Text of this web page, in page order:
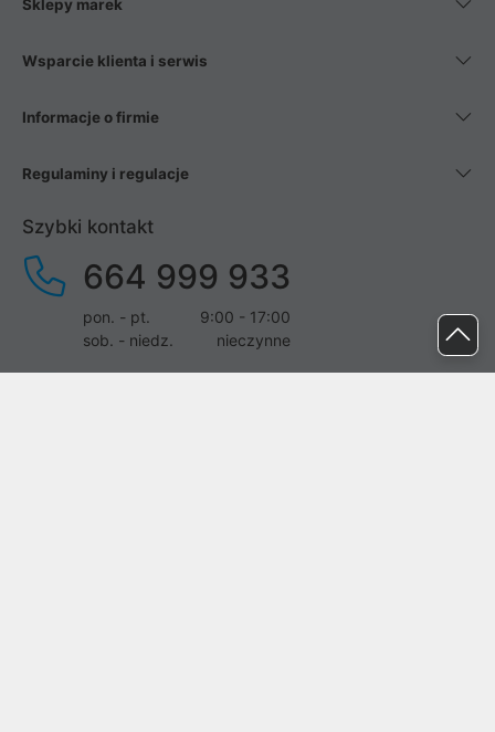
Sklepy marek
Wsparcie klienta i serwis
Informacje o firmie
Regulaminy i regulacje
Szybki kontakt
664 999 933
pon. - pt.
9:00 - 17:00
sob. - niedz.
nieczynne